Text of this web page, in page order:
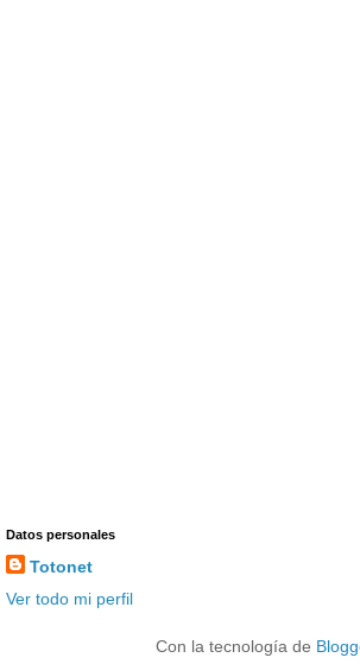
Datos personales
Totonet
Ver todo mi perfil
Con la tecnología de